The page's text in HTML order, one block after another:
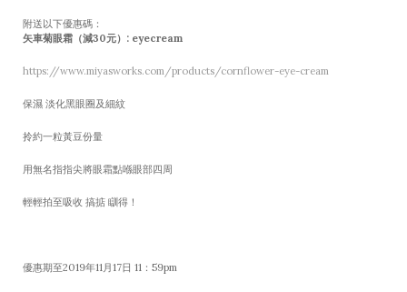
附送以下優惠碼：
矢車菊眼霜（減30元）: eyecream
https://www.miyasworks.com/products/cornflower-eye-cream
保濕 淡化黑眼圈及細紋
拎約一粒黃豆份量
用無名指指尖將眼霜點喺眼部四周
輕輕拍至吸收 搞掂 瞓得！
優惠期至2019年11月17日 11：59pm